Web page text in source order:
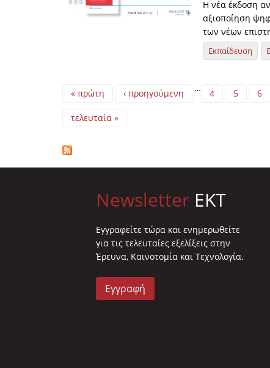
Η νέα έκδοση
αξιοποίηση
των νέων
Εκπαίδευση
Pages
« πρώτη ‹ προηγούμενη … 4 5 6
τελευταία »
Newsletter EKT
Eγγραφείτε τώρα και ενημερωθείτε
για τις τελευταίες εξελίξεις στην
Έρευνα, Καινοτομία και Τεχνολογία.
Εγγραφή